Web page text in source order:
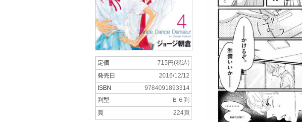
定価
715円(税込)
発売日
2016/12/12
ISBN
9784091893314
判型
Ｂ６判
頁
224頁